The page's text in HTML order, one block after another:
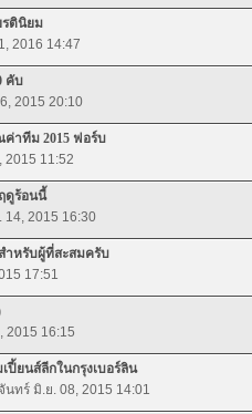
รตินิยม
2016 14:47
คับ
2015 20:10
าทีม 2015 ฟอร์บ
2015 11:52
ดูร้อนนี้
14, 2015 16:30
ำหรับผู้ที่สะสมครับ
17:51
2015 16:15
ปี้ยนส์ลีกในกรุงเบอร์ลิน
นทร์ มิ.ย. 08, 2015 14:01